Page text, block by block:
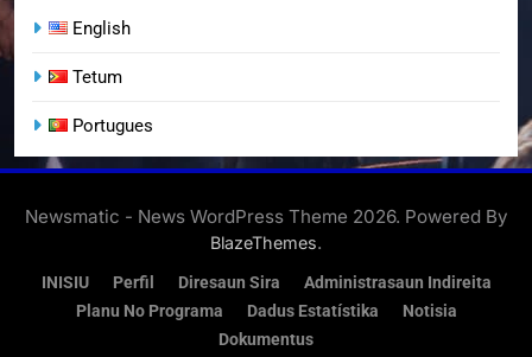
English
Tetum
Portugues
Newsmatic - News WordPress Theme 2026. Powered By
BlazeThemes.
INISIU Perfil Diresaun Sira
Administrasaun Indireita
Planu No Programa
Dadus Estatístika
Notisia
Dokumentus